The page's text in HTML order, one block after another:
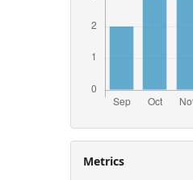
Metrics